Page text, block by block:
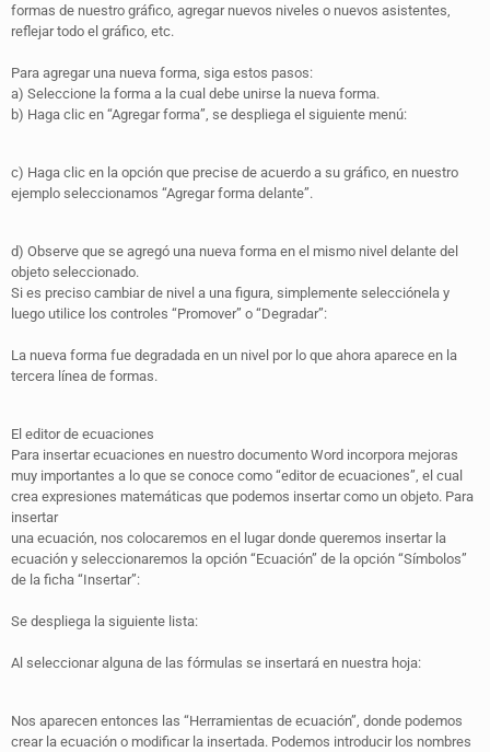
formas de nuestro gráfico, agregar nuevos niveles o nuevos asistentes,
reflejar todo el gráfico, etc.
Para agregar una nueva forma, siga estos pasos:
a) Seleccione la forma a la cual debe unirse la nueva forma.
b) Haga clic en “Agregar forma”, se despliega el siguiente menú:
c) Haga clic en la opción que precise de acuerdo a su gráfico, en nuestro
ejemplo seleccionamos “Agregar forma delante”.
d) Observe que se agregó una nueva forma en el mismo nivel delante del
objeto seleccionado.
Si es preciso cambiar de nivel a una figura, simplemente selecciónela y
luego utilice los controles “Promover” o “Degradar”:
La nueva forma fue degradada en un nivel por lo que ahora aparece en la
tercera línea de formas.
El editor de ecuaciones
Para insertar ecuaciones en nuestro documento Word incorpora mejoras
muy importantes a lo que se conoce como “editor de ecuaciones”, el cual
crea expresiones matemáticas que podemos insertar como un objeto. Para
insertar
una ecuación, nos colocaremos en el lugar donde queremos insertar la
ecuación y seleccionaremos la opción “Ecuación” de la opción “Símbolos”
de la ficha “Insertar”:
Se despliega la siguiente lista:
Al seleccionar alguna de las fórmulas se insertará en nuestra hoja:
Nos aparecen entonces las “Herramientas de ecuación”, donde podemos
crear la ecuación o modificar la insertada. Podemos introducir los nombres